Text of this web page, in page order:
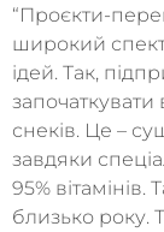
“Проєкти-
широкий
ідей. Так,
снеків. Це –
завдяки
95% вітамінів.
близько року.